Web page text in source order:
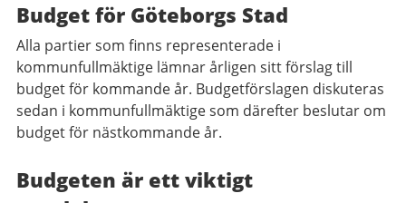
Budget för Göteborgs Stad
Alla partier som finns representerade i
kommunfullmäktige lämnar årligen sitt förslag till
budget för kommande år. Budgetförslagen diskuteras
sedan i kommunfullmäktige som därefter beslutar om
budget för nästkommande år.
Budgeten är ett viktigt